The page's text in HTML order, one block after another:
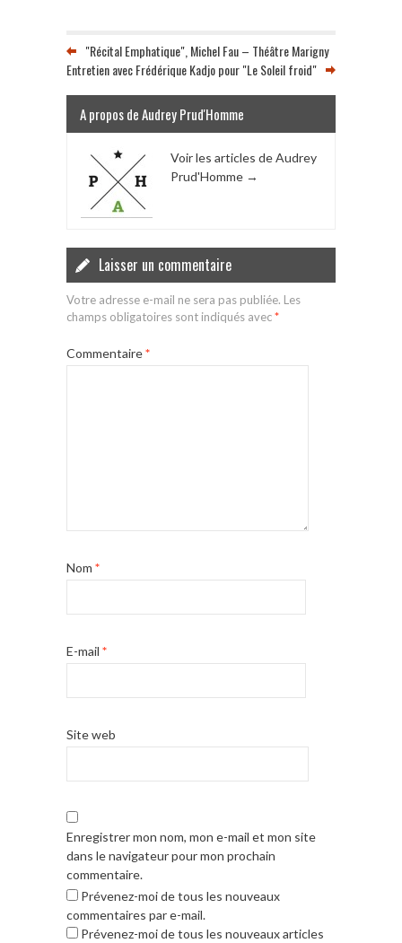
"Récital Emphatique", Michel Fau – Théâtre Marigny
Entretien avec Frédérique Kadjo pour "Le Soleil froid"
A propos de Audrey Prud'Homme
Voir les articles de Audrey
Prud'Homme →
Laisser un commentaire
Votre adresse e-mail ne sera pas publiée. Les
champs obligatoires sont indiqués avec*
Commentaire*
Nom *
E-mail *
Site web
Enregistrer mon nom, mon e-mail et mon site
dans le navigateur pour mon prochain
commentaire.
Prévenez-moi de tous les nouveaux
commentaires par e-mail.
Prévenez-moi de tous les nouveaux articles